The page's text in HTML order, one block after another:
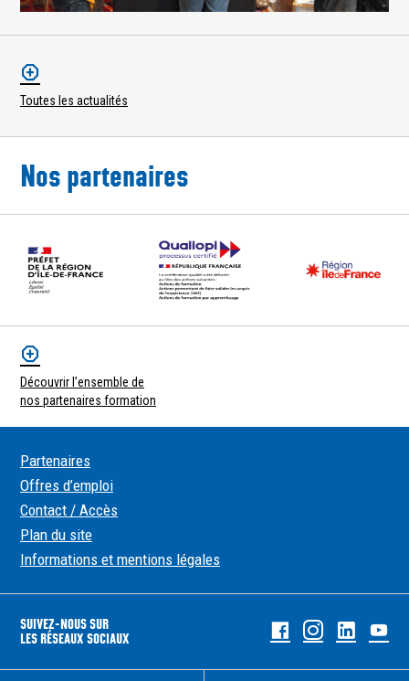
Toutes les actualités
Nos partenaires
Découvrir l’ensemble de
nos partenaires formation
Partenaires
Offres d’emploi
Contact / Accès
Plan du site
Informations et mentions légales
SUIVEZ-NOUS SUR
LES RÉSEAUX SOCIAUX
FacebookInstagram